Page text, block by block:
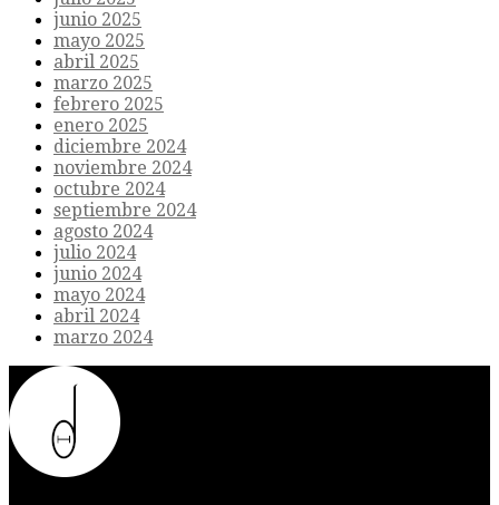
junio 2025
mayo 2025
abril 2025
marzo 2025
febrero 2025
enero 2025
diciembre 2024
noviembre 2024
octubre 2024
septiembre 2024
agosto 2024
julio 2024
junio 2024
mayo 2024
abril 2024
marzo 2024